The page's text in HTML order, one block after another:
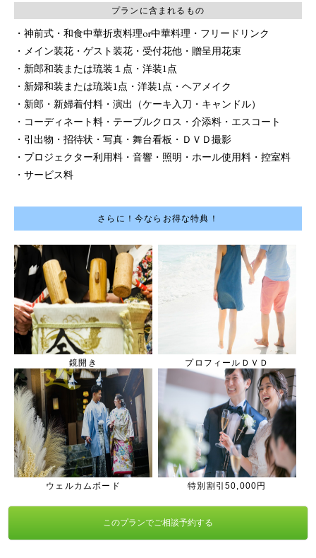
プランに含まれるもの
神前式 和食中華折衷料理or中華料理
フリードリンク
メイン装花
ゲスト装花 受付花他
贈呈用花束
新郎和装または琉装１点・洋装1点
新婦和装または琉装1点・洋装1点
ヘアメイク
新郎・新婦着付料
演出（ケーキ入刀・キャンドル）
コーディネート料
テーブルクロス 介添料
エスコート
引出物
招待状 写真 舞台看板
ＤＶＤ撮影
プロジェクター利用料
音響・照明 ホール使用料
控室料
サービス料
さらに！今ならお得な特典！
鏡開き プロフィールＤＶＤ
ウェルカムボード 特別割引50,000円
このプランでご相談予約する